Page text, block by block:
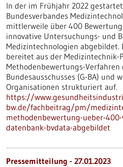
In der im Frühjahr 2022
Bundesverbandes
mittlerweile über 400
innovative Untersuchungs- und
Medizintechnologien abgebildet.
bereitet aus der Medizintechnik-
Methodenbewertungs-Verfahren
Bundesausschusses (G-BA) und
Organisationen strukturiert auf.
https://
bw.de/fachbeitrag/pm/
methodenbewertung-ueber-
datenbank-bvdata-abgebildet
Pressemitteilung - 27.01.2023